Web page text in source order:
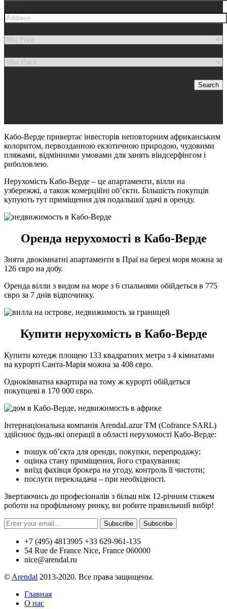
Search
Кабо-Верде привертає інвесторів неповторним африканським
колоритом, первозданною екзотичною природою, чудовими
пляжами, відмінними умовами для занять віндсерфінгом і
риболовлею.
Нерухомість Кабо-Верде – це апартаменти, вілли на
узбережжі, а також комерційні об’єкти. Більшість покупців
купують тут приміщення для подальшої здачі в оренду.
Оренда нерухомості в Кабо-Верде
Зняти двокімнатні апартаменти в Праї на березі моря можна за
126 євро на добу.
Оренда вілли з видом на море з 6 спальнями обійдеться в 775
євро за 7 днів відпочинку.
Купити нерухомість в Кабо-Верде
Купити котедж площею 133 квадратних метра з 4 кімнатами
на курорті Санта-Марія можна за 408 євро.
Однокімнатна квартира на тому ж курорті обійдеться
покупцеві в 170 000 євро.
Інтернаціональна компанія ArendaLazur TM (Cofrance SARL)
здійснює будь-які операції в області нерухомості Кабо-Верде:
пошук об’єкта для оренди, покупки, перепродажу;
оцінка стану приміщення, його страхування;
виїзд фахівця брокера на угоду, контроль її чистоти;
послуги перекладача – при необхідності.
Звертаючись до професіоналів з більш ніж 12-річним стажем
роботи на профільному ринку, ви робите правильний вибір!
Subscribe Subscribe
+7 (495) 4813905 +33 629-961-135
54 Rue de France Nice, France 060000
nice@arendal.ru
© Arendal 2013-2020. Все права защищены.
Главная
О нас